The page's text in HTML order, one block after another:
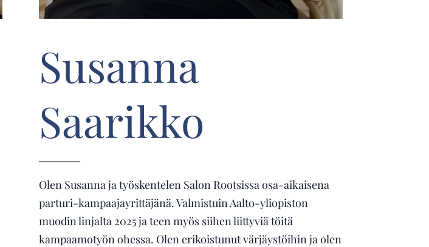
Susanna
Saarikko
Olen Susanna ja työskentelen Salon Rootsissa osa-aikaisena
parturi-kampaajayrittäjänä. Valmistuin Aalto-yliopiston
muodin linjalta 2025 ja teen myös siihen liittyviä töitä
kampaamotyön ohessa. Olen erikoistunut värjäystöihin ja olen